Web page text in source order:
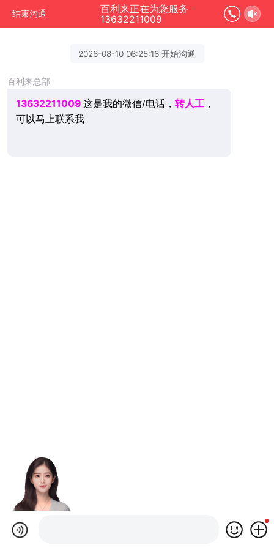
结束沟通
百利来正在为您服务
13632211009
2026-08-10 06:25:16 开始沟通
百利来总部
13632211009 这是我的微信/电话， 转人工，
可以马上联系我